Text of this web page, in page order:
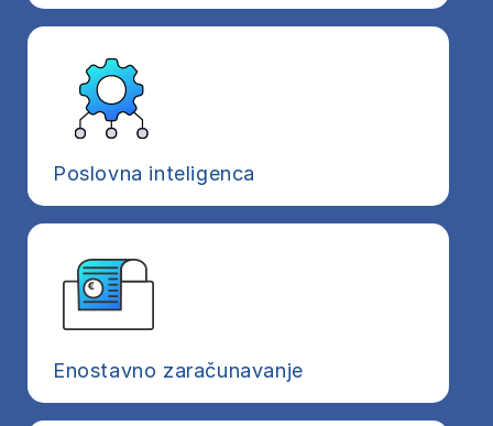
Poslovna inteligenca
Enostavno zaračunavanje